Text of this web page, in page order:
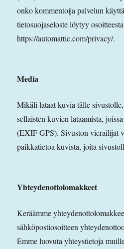
onko kommentoija palvelun
tietosuojaseloste löytyy osoitteesta
https://automattic.com/privacy/.
Media
Mikäli lataat kuvia tälle
sellaisten kuvien lataamista,
(EXIF GPS). Sivuston vierailijat
paikkatietoa kuvista, joita
Yhteydenottolomakkeet
Keräämme
sähköpostiosoitteen
Emme luovuta yhteystietoja